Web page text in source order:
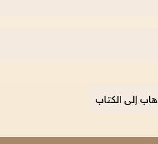
إلى الكتاب